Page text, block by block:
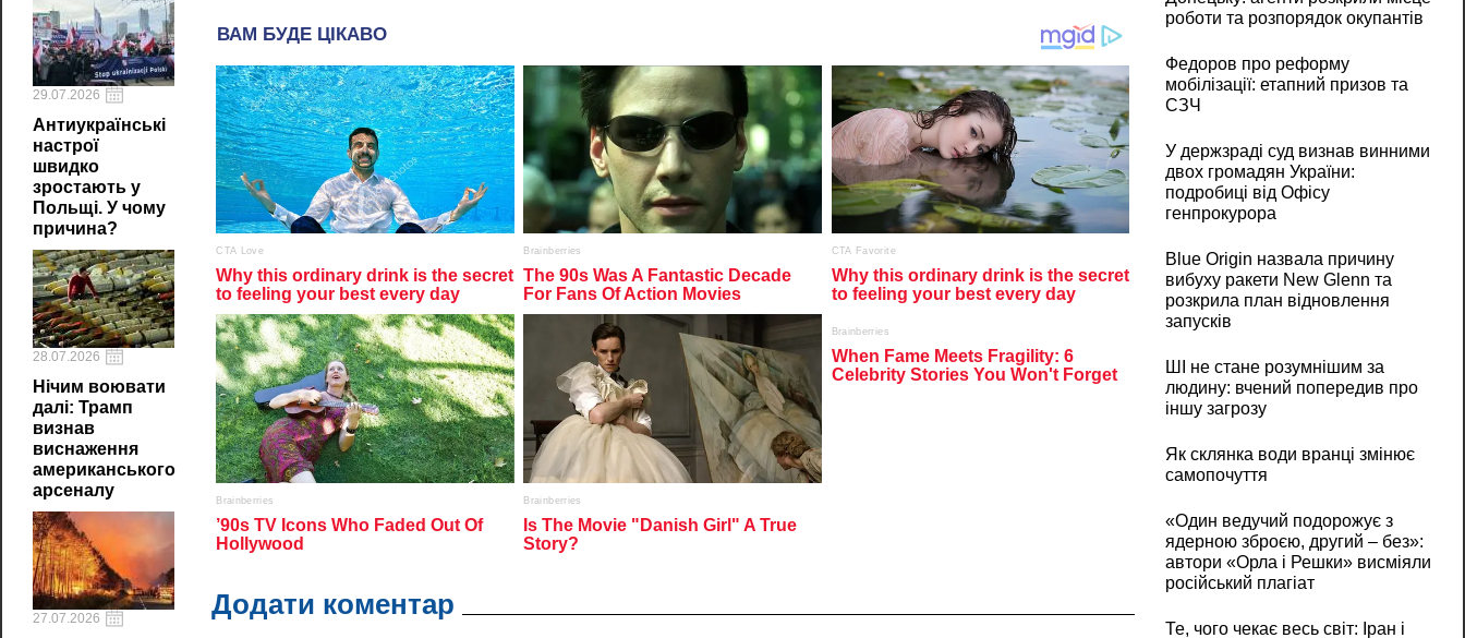
29.07.2026
Антиукраїнські
настрої
швидко
зростають у
Польщі. У чому
причина?
28.07.2026
Нічим воювати
далі: Трамп
визнав
виснаження
американського
арсеналу
27.07.2026 Додати коментар
роботи та розпорядок окупантів
Федоров про реформу
мобілізації: етапний призов та
СЗЧ
У держзраді суд визнав винними
двох громадян України:
подробиці від Офісу
генпрокурора
Blue Origin назвала причину
вибуху ракети New Glenn та
розкрила план відновлення
запусків
ШІ не стане розумнішим за
людину: вчений попередив про
іншу загрозу
Як склянка води вранці змінює
самопочуття
«Один ведучий подорожує з
ядерною зброєю, другий – без»:
автори «Орла і Решки» висміяли
російський плагіат
Те, чого чекає весь світ: Іран і